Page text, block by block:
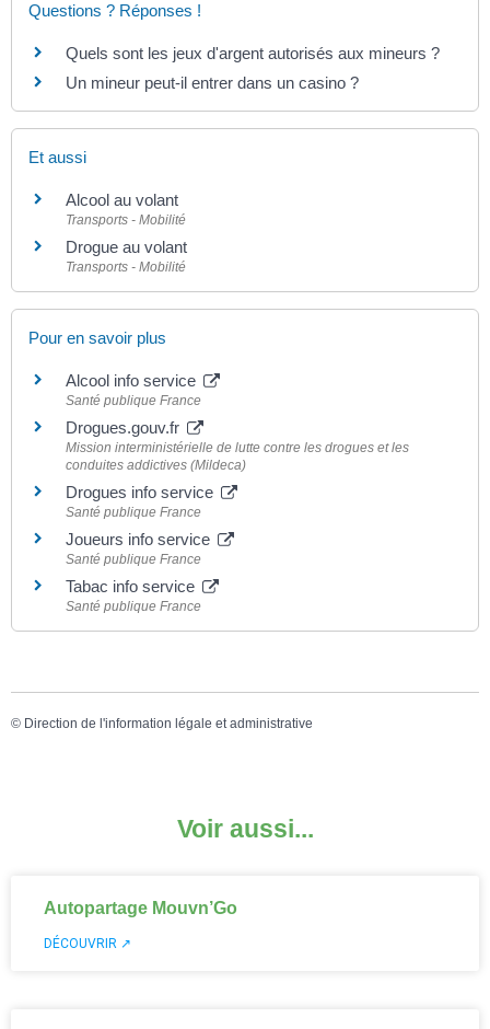
Questions ? Réponses !
Quels sont les jeux d'argent autorisés aux mineurs ?
Un mineur peut-il entrer dans un casino ?
Et aussi
Alcool au volant
Transports - Mobilité
Drogue au volant
Transports - Mobilité
Pour en savoir plus
Alcool info service
Santé publique France
Drogues.gouv.fr
Mission interministérielle de lutte contre les drogues et les
conduites addictives (Mildeca)
Drogues info service
Santé publique France
Joueurs info service
Santé publique France
Tabac info service
Santé publique France
© Direction de l'information légale et administrative
Voir aussi...
Autopartage Mouvn’Go
DÉCOUVRIR ↗